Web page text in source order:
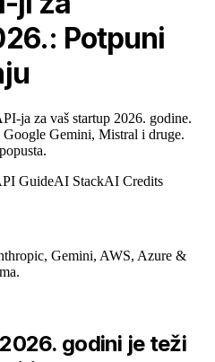
Potpuni
ja za vaš startup 2026. godine.
Gemini, Mistral i druge.
GuideAI StackAI Credits
Gemini, AWS, Azure &
godini je teži